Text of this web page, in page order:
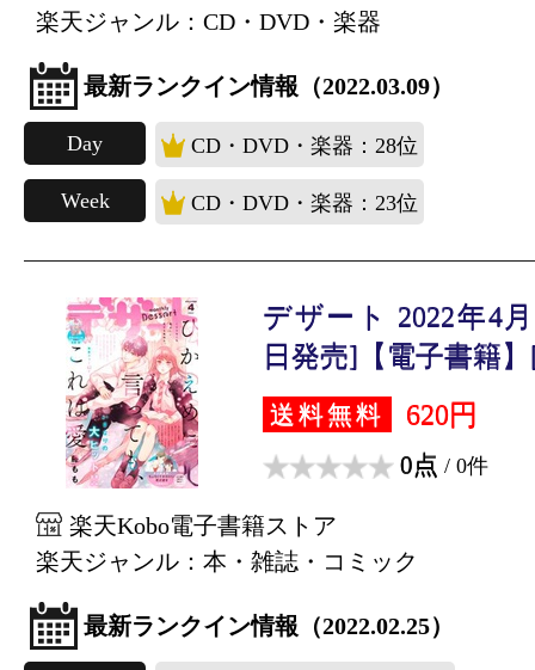
楽天ジャンル：CD・DVD・楽器
最新ランクイン情報（2022.03.09）
Day CD・DVD・楽器：28位
Week CD・DVD・楽器：23位
デザート 2022年4
日発売]【電子書籍
送料無料 620円
0点 / 0件
楽天Kobo電子書籍ストア
楽天ジャンル：本・雑誌・コミック
最新ランクイン情報（2022.02.25）